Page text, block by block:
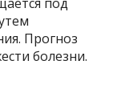
под
Прогноз
болезни.